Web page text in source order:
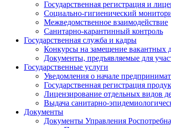
Государственная регистрация и
Социально-гигиенический
Межведомственное взаимодействие
Санитарно-карантинный контроль
Государственная служба и кадры
Конкурсы на замещение вакантных
Документы, предъявляемые для
Государственные услуги
Уведомления о начале
Государственная регистрация
Лицензирование отдельных видов
Выдача санитарно-
Документы
Документы Управления